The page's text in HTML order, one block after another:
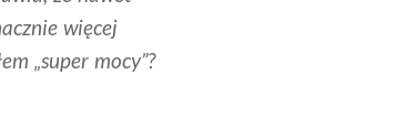
więcej
„super mocy”?